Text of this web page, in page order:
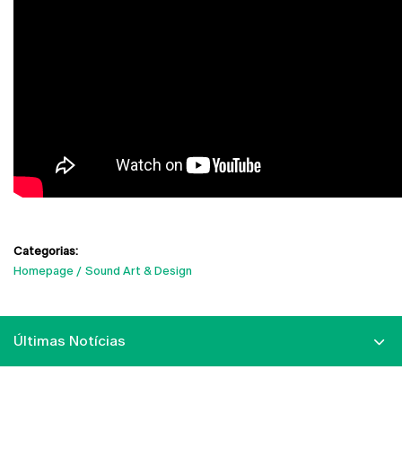
Categorias:
Homepage
Sound Art & Design
Últimas Notícias